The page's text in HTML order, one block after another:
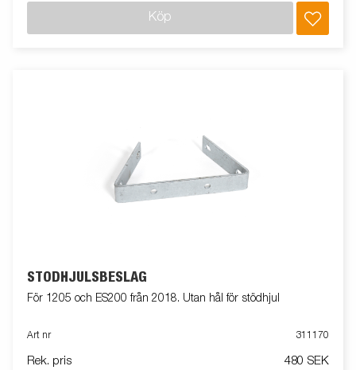
Köp
STÖDHJULSBESLAG
För 1205 och ES200 från 2018. Utan hål för stödhjul
Art nr 311170
Rek. pris 480 SEK